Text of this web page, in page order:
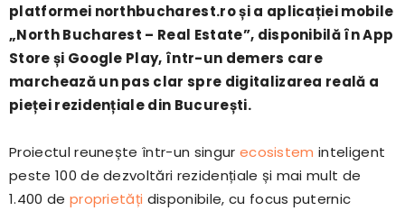
platformei northbucharest.ro și a aplicației mobile
„North Bucharest – Real Estate”, disponibilă în App
Store și Google Play, într-un demers care
marchează un pas clar spre digitalizarea reală a
pieței rezidențiale din București.
Proiectul reunește într-un singur ecosistem inteligent
peste 100 de dezvoltări rezidențiale și mai mult de
1.400 de proprietăți disponibile, cu focus puternic